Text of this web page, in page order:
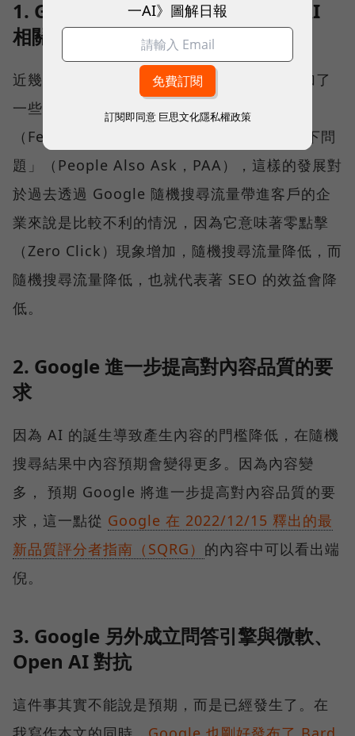
1. Google 在搜尋結果頁中加碼與 AI
相關的功能
近幾年 Google 在搜尋結果頁中陸陸續續增加了
一些與 AI 相關的功能，例如：「精選摘要」
（Featured Snippet）、「其他人也問了以下問
題」（People Also Ask，PAA），這樣的發展對
於過去透過 Google 隨機搜尋流量帶進客戶的企
業來說是比較不利的情況，因為它意味著零點擊
（Zero Click）現象增加，隨機搜尋流量降低，而
隨機搜尋流量降低，也就代表著 SEO 的效益會降
低。
2. Google 進一步提高對內容品質的要
求
因為 AI 的誕生導致產生內容的門檻降低，在隨機
搜尋結果中內容預期會變得更多。因為內容變
多， 預期 Google 將進一步提高對內容品質的要
求，這一點從 Google 在 2022/12/15 釋出的最
新品質評分者指南（SQRG） 的內容中可以看出端
倪。
3. Google 另外成立問答引擎與微軟、
Open AI 對抗
這件事其實不能說是預期，而是已經發生了。在
一AI》圖解日報
訂閱即同意 巨思文化隱私權政策